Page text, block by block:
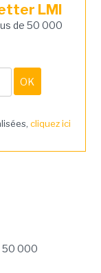
LMI
de 50 000
cliquez ici
50 000